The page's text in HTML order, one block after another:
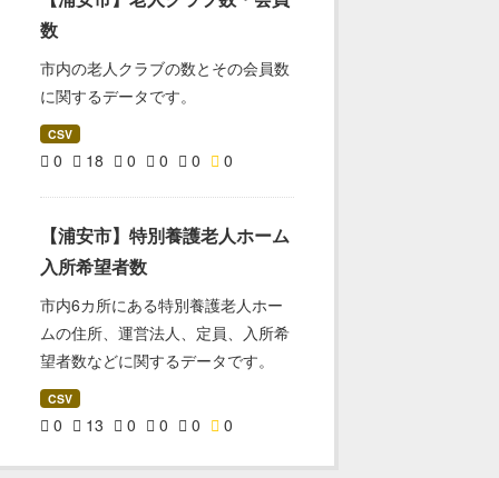
数
市内の老人クラブの数とその会員数
に関するデータです。
CSV
0 18 0 0 0 0
【浦安市】特別養護老人ホーム
入所希望者数
市内6カ所にある特別養護老人ホー
ムの住所、運営法人、定員、入所希
望者数などに関するデータです。
CSV
0 13 0 0 0 0